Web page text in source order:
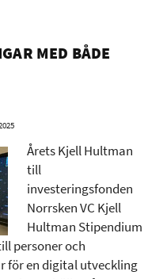
MED BÅDE
Årets Kjell Hultman
till
investeringsfonden
Norrsken VC Kjell
Hultman Stipendium
personer och
för en digital utveckling